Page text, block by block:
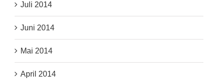
Juli 2014
Juni 2014
Mai 2014
April 2014